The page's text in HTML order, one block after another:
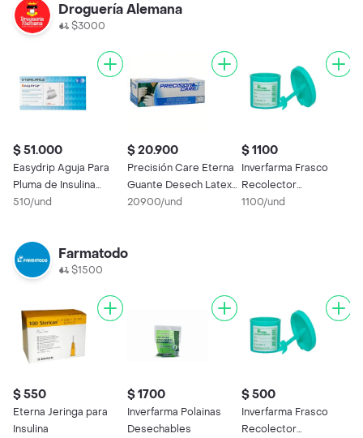
Droguería Alemana
$3000
$ 51.000
Easydrip Aguja Para
Pluma de Insulina
Desechables
510/und
$ 20.900
Precisión Care Eterna
Guante Desech Latex
100 Uds S
20900/und
$ 1100
Inverfarma Frasco
Recolector
Coprológico
1100/und
Farmatodo
$1500
$ 550
Eterna Jeringa para
Insulina
$ 1700
Inverfarma Polainas
Desechables
$ 500
Inverfarma Frasco
Recolector